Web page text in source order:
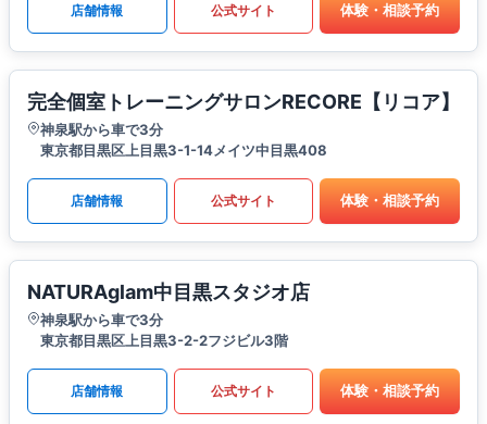
店舗情報 公式サイト 体験・相談予約
完全個室トレーニングサロンRECORE【リコア】
神泉駅から車で3分
東京都目黒区上目黒3-1-14メイツ中目黒408
店舗情報 公式サイト 体験・相談予約
NATURAglam中目黒スタジオ店
神泉駅から車で3分
東京都目黒区上目黒3-2-2フジビル3階
店舗情報 公式サイト 体験・相談予約